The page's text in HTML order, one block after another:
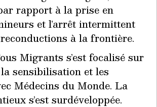
rapport à la prise en
et l’arrêt intermittent
à la frontière.
Migrants s’est focalisé sur
sensibilisation et les
Médecins du Monde. La
s’est surdéveloppée.